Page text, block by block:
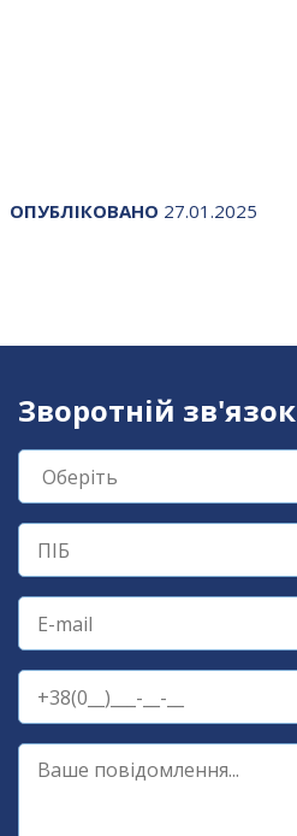
ОПУБЛІКОВАНО 27.01.2025
Зворотній зв'язок